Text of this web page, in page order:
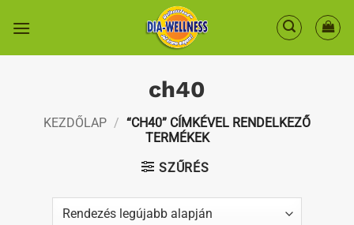
ch40
KEZDŐLAP / “CH40” CÍMKÉVEL RENDELKEZŐ
TERMÉKEK
SZŰRÉS